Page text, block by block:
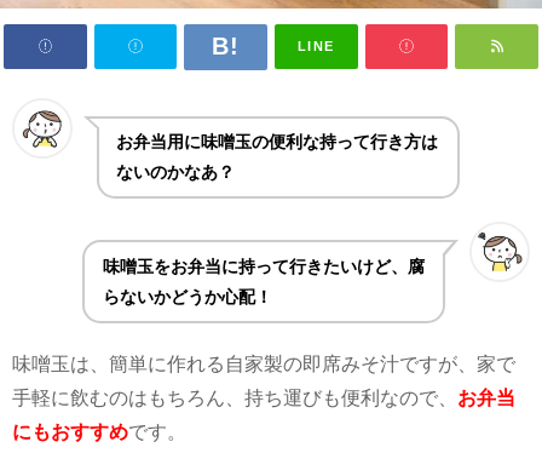
LINE
お弁当用に味噌玉の便利な持って行き方は
ないのかなあ？
味噌玉をお弁当に持って行きたいけど、腐
らないかどうか心配！
味噌玉は、簡単に作れる自家製の即席みそ汁ですが、家で
手軽に飲むのはもちろん、持ち運びも便利なので、 お弁当
にもおすすめです。